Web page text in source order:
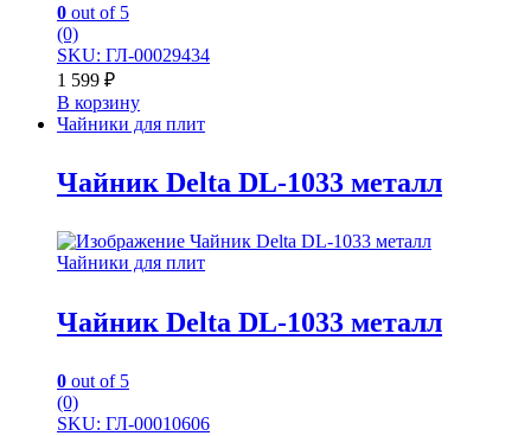
0 out of 5
(0)
SKU: ГЛ-00029434
1 599 ₽
В корзину
Чайники для плит
Чайник Delta DL-1033 металл
Чайники для плит
Чайник Delta DL-1033 металл
0 out of 5
(0)
SKU: ГЛ-00010606